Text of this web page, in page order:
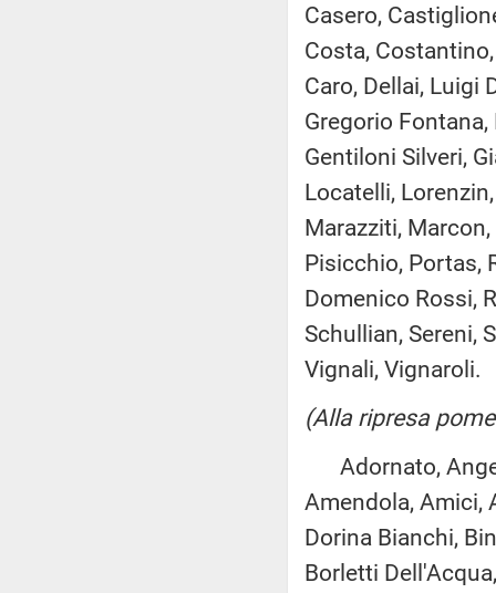
Casero,
Costa,
Caro, Dellai, Luigi
Gregorio
Gentiloni Silveri,
Locatelli,
Marazziti,
Pisicchio, Portas,
Domenico Rossi,
Schullian, Sereni,
Vignali, Vignaroli.
(Alla ripresa
Adornato,
Amendola, Amici,
Dorina Bianchi,
Borletti